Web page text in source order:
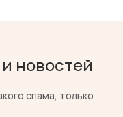
новостей
спама, только